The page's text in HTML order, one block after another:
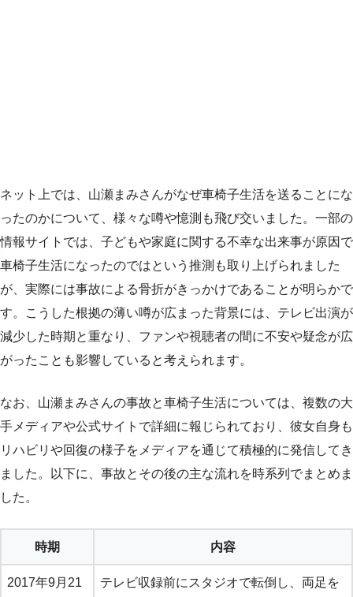
ネット上では、山瀬まみさんがなぜ車椅子生活を送ることにな
ったのかについて、様々な噂や憶測も飛び交いました。一部の
情報サイトでは、子どもや家庭に関する不幸な出来事が原因で
車椅子生活になったのではという推測も取り上げられました
が、実際には事故による骨折がきっかけであることが明らかで
す。こうした根拠の薄い噂が広まった背景には、テレビ出演が
減少した時期と重なり、ファンや視聴者の間に不安や疑念が広
がったことも影響していると考えられます。
なお、山瀬まみさんの事故と車椅子生活については、複数の大
手メディアや公式サイトで詳細に報じられており、彼女自身も
リハビリや回復の様子をメディアを通じて積極的に発信してき
ました。以下に、事故とその後の主な流れを時系列でまとめま
した。
時期 内容
2017年9月21
テレビ収録前にスタジオで転倒し、両足を